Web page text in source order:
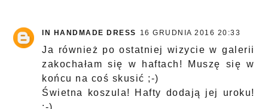
IN HANDMADE DRESS 16 GRUDNIA 2016 20:33
Ja również po ostatniej wizycie w galerii
zakochałam się w haftach! Muszę się w
końcu na coś skusić ;-)
Świetna koszula! Hafty dodają jej uroku!